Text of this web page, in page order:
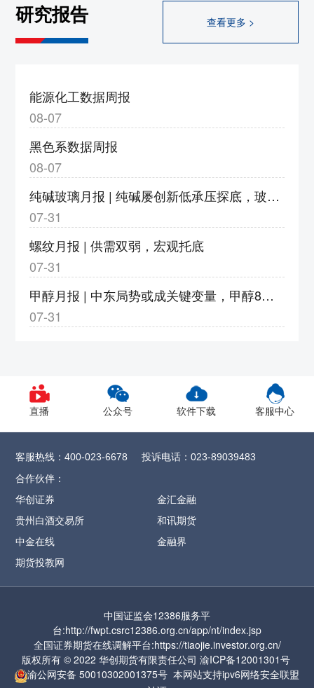
约保证金调整为17%，
为18%，jm/j2609合约保证金调整为19%
3、v2609合约保证金调整为18%，涨跌停板
幅度调整为9%
幅度调整为8%
5、eb2609合约保证金调整为20%，涨跌停板
幅度调整为11%
6、eg2609合约保证金调整为20%，涨跌停板
幅度调整为11%
7、pg2609合约保证金调整为23%，涨跌停板
整为18%，涨跌停板幅度调整为9%
8、pp2609合约保证金调整为18%，涨跌停板
1、CY2609合约保证金调整为12%，SR
合约保证金调整为13%，
CF/OI/RM/SF/SM2609合约保证金调整为
14%，SH/UR2609合约保证金调整为15%，
FG
保证金调整为17%，
ZC2609合约保证金调整
为57%
2、MA2609合约保证金调整为17%，涨跌停
板幅度调整为9%
4、PL2609合约保证金调整为17%，涨跌停板
幅度调整为9%
5、PR2609合约保证金调整为17%，涨跌停
板幅度调整为9%
研究报告 查看更多 >
能源化工数据周报
08-07
黑色系数据周报
08-07
纯碱玻璃月报 | 纯碱屡创新低承压探底，玻璃亏损加剧静待转机
07-31
螺纹月报 | 供需双弱，宏观托底
07-31
甲醇月报 | 中东局势或成关键变量，甲醇8月或以宽幅震荡运行
07-31
直播 公众号 软件下载 客服中心
客服热线：400-023-6678 投诉电话：023-89039483
合作伙伴：
华创证券
金汇金融
贵州白酒交易所
和讯期货
中金在线
金融界
期货投教网
中国证监会12386服务平
台:http://fwpt.csrc12386.org.cn/app/nt/index.jsp
全国证券期货在线调解平台:https://tiaojie.investor.org.cn/
版权所有 © 2022 华创期货有限责任公司 渝ICP备12001301号
渝公网安备 50010302001375号 本网站支持ipv6网络安全联盟